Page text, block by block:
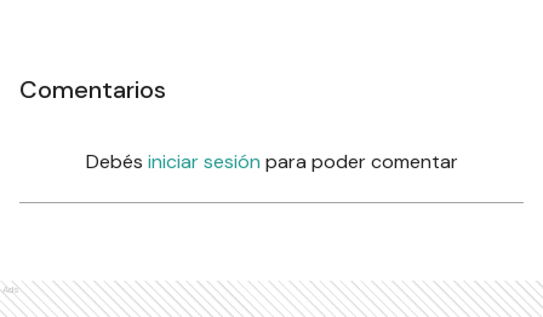
Comentarios
Debés iniciar sesión para poder comentar
Ads